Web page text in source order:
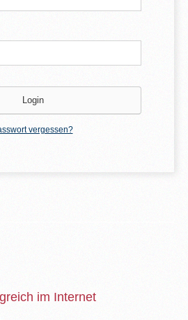
vergessen?
im Internet